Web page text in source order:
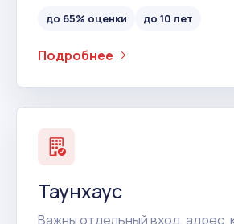
до 65% оценки до 10 лет
Подробнее
Таунхаус
Важны отдельный вход, адрес,